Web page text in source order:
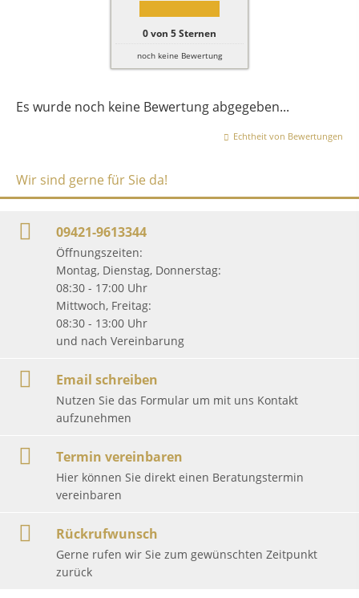
0von 5Sternen
noch keine Bewertung
Es wurde noch keine Bewertung abgegeben...
Echtheit von Bewertungen
Wir sind gerne für Sie da!
09421-9613344
Öffnungszeiten:
Montag, Dienstag, Donnerstag:
08:30 - 17:00 Uhr
Mittwoch, Freitag:
08:30 - 13:00 Uhr
und nach Vereinbarung
Email schreiben
Nutzen Sie das Formular um mit uns Kontakt
aufzunehmen
Termin vereinbaren
Hier können Sie direkt einen Beratungstermin
vereinbaren
Rückrufwunsch
Gerne rufen wir Sie zum gewünschten Zeitpunkt
zurück